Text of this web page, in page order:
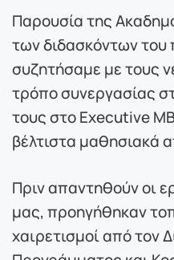
Παρουσία της
των διδασκόντων
συζητήσαμε με τους
τρόπο συνεργασίας
τους στο Executive
βέλτιστα μαθησιακά
Πριν απαντηθούν οι
μας, προηγήθηκαν
χαιρετισμοί από τον